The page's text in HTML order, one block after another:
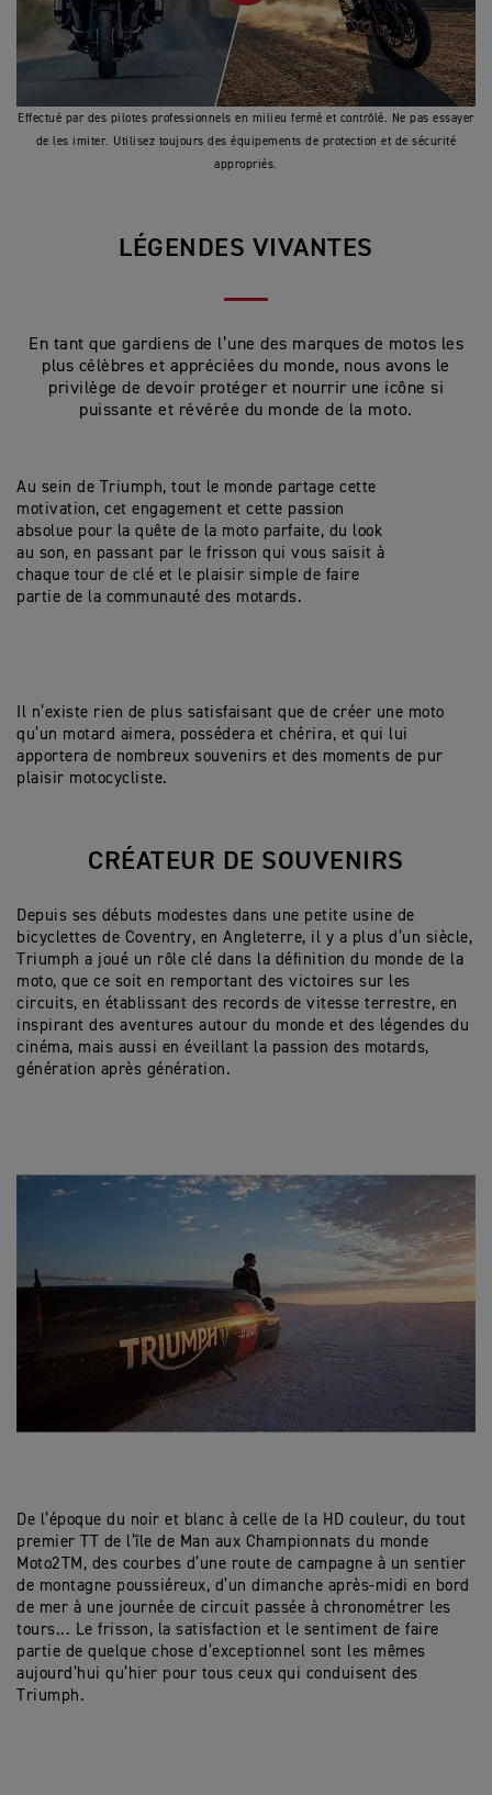
Effectué par des pilotes professionnels en milieu fermé et contrôlé. Ne pas essayer
de les imiter. Utilisez toujours des équipements de protection et de sécurité
appropriés.
LÉGENDES VIVANTES
En tant que gardiens de l’une des marques de motos les
plus célèbres et appréciées du monde, nous avons le
privilège de devoir protéger et nourrir une icône si
puissante et révérée du monde de la moto.
Au sein de Triumph, tout le monde partage cette
motivation, cet engagement et cette passion
absolue pour la quête de la moto parfaite, du look
au son, en passant par le frisson qui vous saisit à
chaque tour de clé et le plaisir simple de faire
partie de la communauté des motards.
Il n’existe rien de plus satisfaisant que de créer une moto
qu’un motard aimera, possédera et chérira, et qui lui
apportera de nombreux souvenirs et des moments de pur
plaisir motocycliste.
CRÉATEUR DE SOUVENIRS
Depuis ses débuts modestes dans une petite usine de
bicyclettes de Coventry, en Angleterre, il y a plus d’un siècle,
Triumph a joué un rôle clé dans la définition du monde de la
moto, que ce soit en remportant des victoires sur les
circuits, en établissant des records de vitesse terrestre, en
inspirant des aventures autour du monde et des légendes du
cinéma, mais aussi en éveillant la passion des motards,
génération après génération.
De l’époque du noir et blanc à celle de la HD couleur, du tout
premier TT de l’île de Man aux Championnats du monde
Moto2TM, des courbes d’une route de campagne à un sentier
de montagne poussiéreux, d’un dimanche après-midi en bord
de mer à une journée de circuit passée à chronométrer les
tours... Le frisson, la satisfaction et le sentiment de faire
partie de quelque chose d’exceptionnel sont les mêmes
aujourd’hui qu’hier pour tous ceux qui conduisent des
Triumph.